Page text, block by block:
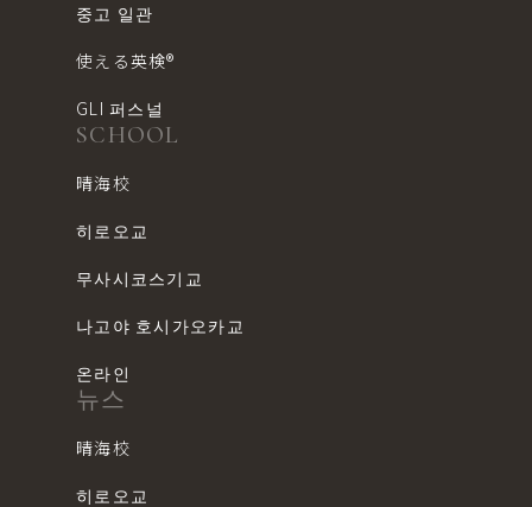
중고 일관
使える英検®︎
GLI 퍼스널
SCHOOL
晴海校
히로오교
무사시코스기교
나고야 호시가오카교
온라인
뉴스
晴海校
히로오교